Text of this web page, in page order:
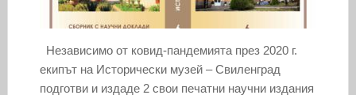
Независимо от ковид-пандемията през 2020 г.
екипът на Исторически музей – Свиленград
подготви и издаде 2 свои печатни научни издания